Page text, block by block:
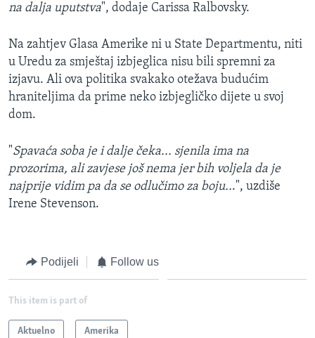
na dalja uputstva", dodaje Carissa Ralbovsky.
Na zahtjev Glasa Amerike ni u State Departmentu, niti
u Uredu za smještaj izbjeglica nisu bili spremni za
izjavu. Ali ova politika svakako otežava budućim
hraniteljima da prime neko izbjegličko dijete u svoj
dom.
"Spavaća soba je i dalje čeka... sjenila ima na
prozorima, ali zavjese još nema jer bih voljela da je
najprije vidim pa da se odlučimo za boju...", uzdiše
Irene Stevenson.
Podijeli Follow us
This item is part of
Aktuelno Amerika